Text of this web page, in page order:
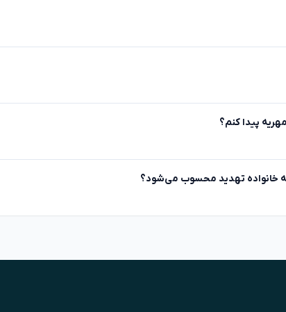
پیدا کنم؟
به خانواده تهدید محسوب می‌شود؟